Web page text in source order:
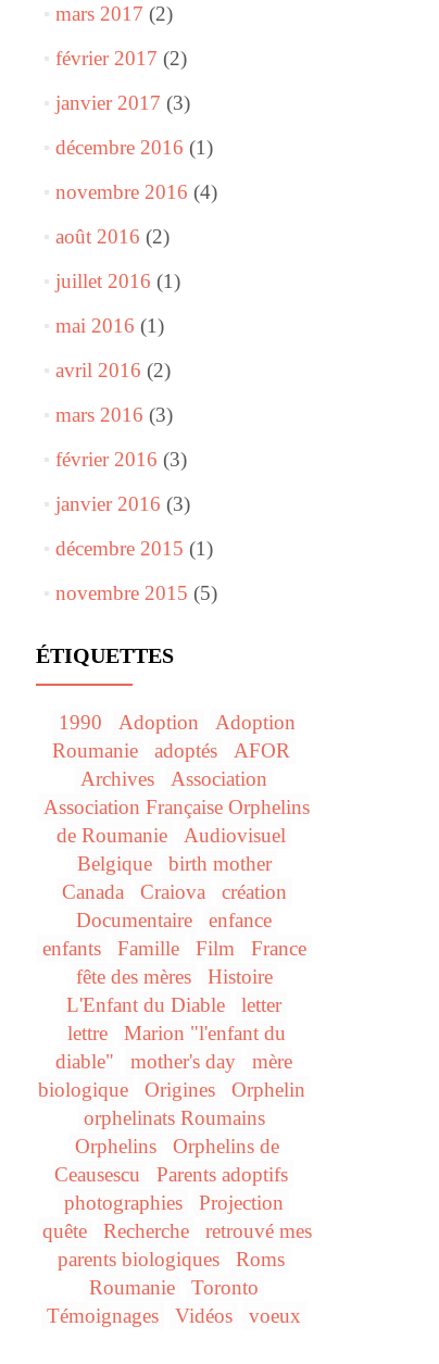
mars 2017 (2)
février 2017 (2)
janvier 2017 (3)
décembre 2016 (1)
novembre 2016 (4)
août 2016 (2)
juillet 2016 (1)
mai 2016 (1)
avril 2016 (2)
mars 2016 (3)
février 2016 (3)
janvier 2016 (3)
décembre 2015 (1)
novembre 2015 (5)
ÉTIQUETTES
1990 Adoption
Adoption
Roumanie
adoptés
AFOR
Archives
Association
Association Française Orphelins
de Roumanie
Audiovisuel
Belgique
birth mother
Canada
Craiova
création
Documentaire
enfance
enfants
Famille Film
France
fête des mères
Histoire
L'Enfant du Diable
letter
lettre
Marion "l'enfant du
diable"
mother's day
mère
biologique
Origines
Orphelin
orphelinats Roumains
Orphelins
Orphelins de
Ceausescu
Parents adoptifs
photographies
Projection
quête
Recherche
retrouvé mes
parents biologiques
Roms
Roumanie
Toronto
Témoignages
Vidéos voeux